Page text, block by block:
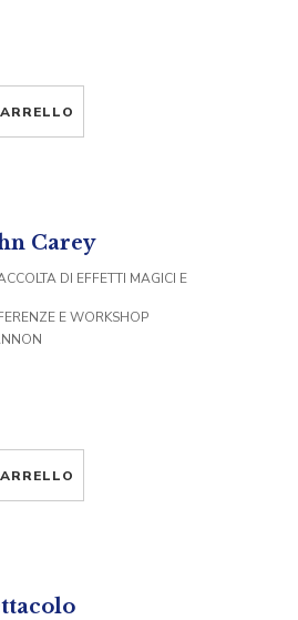
Carey
DI EFFETTI MAGICI E
E WORKSHOP